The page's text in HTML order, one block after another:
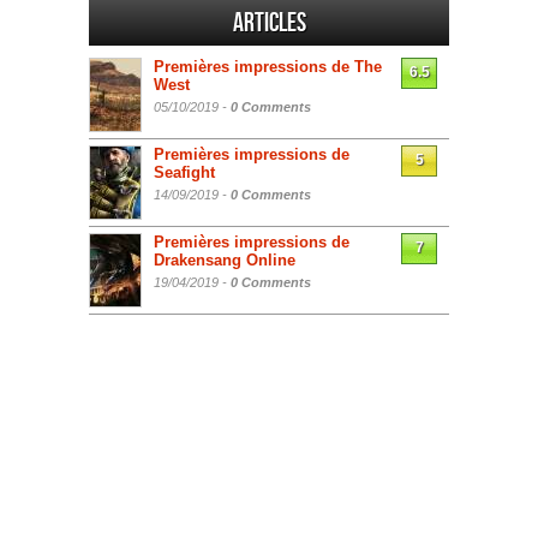
Articles
Premières impressions de The
West
05/10/2019 - 0 Comments
6.5
Premières impressions de
Seafight
14/09/2019 - 0 Comments
5
Premières impressions de
Drakensang Online
19/04/2019 - 0 Comments
7